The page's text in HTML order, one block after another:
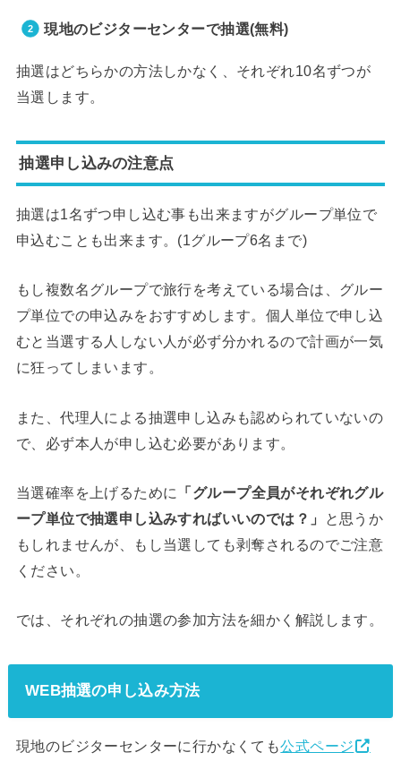
現地のビジターセンターで抽選(無料)
抽選はどちらかの方法しかなく、それぞれ10名ずつが
当選します。
抽選申し込みの注意点
抽選は1名ずつ申し込む事も出来ますがグループ単位で
申込むことも出来ます。(1グループ6名まで)
もし複数名グループで旅行を考えている場合は、グルー
プ単位での申込みをおすすめします。個人単位で申し込
むと当選する人しない人が必ず分かれるので計画が一気
に狂ってしまいます。
また、代理人による抽選申し込みも認められていないの
で、必ず本人が申し込む必要があります。
当選確率を上げるために
「グループ全員がそれぞれグル
ープ単位で抽選申し込みすればいいのでは？」
と思うか
もしれませんが、もし当選しても剥奪されるのでご注意
ください。
では、それぞれの抽選の参加方法を細かく解説します。
WEB抽選の申し込み方法
現地のビジターセンターに行かなくても公式ページ